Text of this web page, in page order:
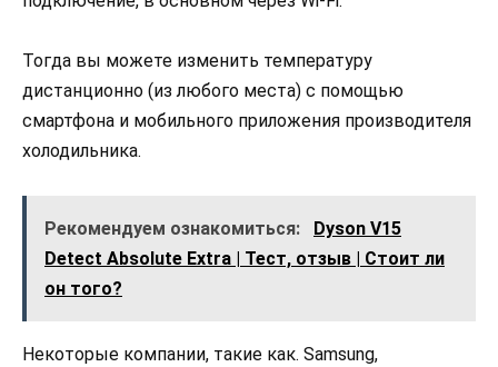
Тогда вы можете изменить температуру
дистанционно (из любого места) с помощью
смартфона и мобильного приложения производителя
холодильника.
Рекомендуем ознакомиться:
Dyson V15
Detect Absolute Extra | Тест, отзыв | Стоит ли
он того?
Некоторые компании, такие как. Samsung,